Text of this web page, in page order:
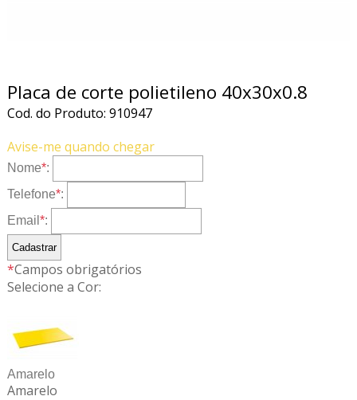
Placa de corte polietileno 40x30x0.8
Cod. do Produto: 910947
Avise-me quando chegar
Nome*:
Telefone*:
Email *:
*Campos obrigatórios
Selecione a Cor:
Amarelo
Amarelo